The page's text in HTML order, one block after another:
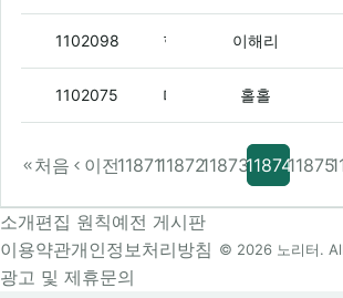
1102098 (1)
이해리
1102075 (1)
홀홀
처음 이전1187111872118731187411875
소개편집 원칙예전 게시판
이용약관개인정보처리방침
광고 및 제휴문의
© 2026 노리터.